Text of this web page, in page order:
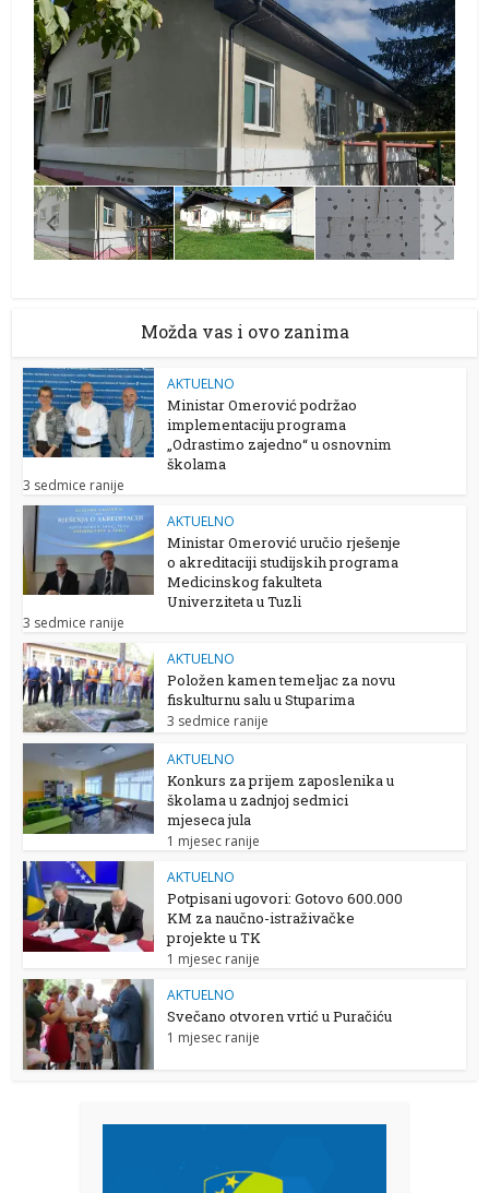
Možda vas i ovo zanima
AKTUELNO
Ministar Omerović podržao
implementaciju programa
„Odrastimo zajedno“ u osnovnim
školama
3 sedmice ranije
AKTUELNO
Ministar Omerović uručio rješenje
o akreditaciji studijskih programa
Medicinskog fakulteta
Univerziteta u Tuzli
3 sedmice ranije
AKTUELNO
Položen kamen temeljac za novu
fiskulturnu salu u Stuparima
3 sedmice ranije
AKTUELNO
Konkurs za prijem zaposlenika u
školama u zadnjoj sedmici
mjeseca jula
1 mjesec ranije
AKTUELNO
Potpisani ugovori: Gotovo 600.000
KM za naučno-istraživačke
projekte u TK
1 mjesec ranije
AKTUELNO
Svečano otvoren vrtić u Puračiću
1 mjesec ranije